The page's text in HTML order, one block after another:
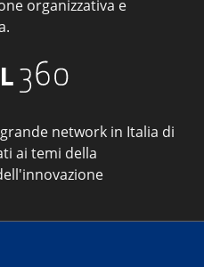
organizzativa e
network in Italia di
ai temi della